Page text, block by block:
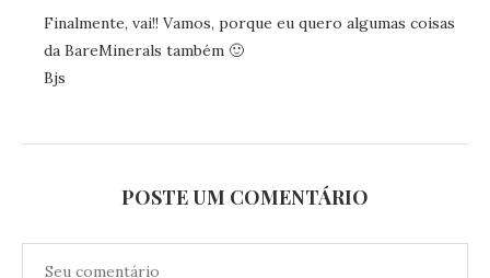
Finalmente, vai!! Vamos, porque eu quero algumas coisas
da BareMinerals também 🙂
Bjs
POSTE UM COMENTÁRIO